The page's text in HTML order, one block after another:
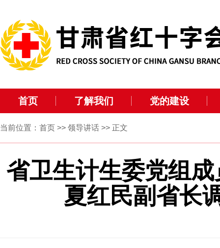
首页 了解我们 党的建设
当前位置： 首页 >> 领导讲话 >> 正文
省卫生计生委党组
夏红民副省长